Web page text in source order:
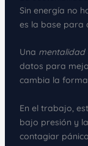
Sin energía no
es la base para
Una mentalidad
datos para
cambia la
En el trabajo,
bajo presión y
contagiar